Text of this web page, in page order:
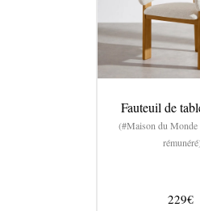
Fauteuil de
(#Maison du Monde
229€